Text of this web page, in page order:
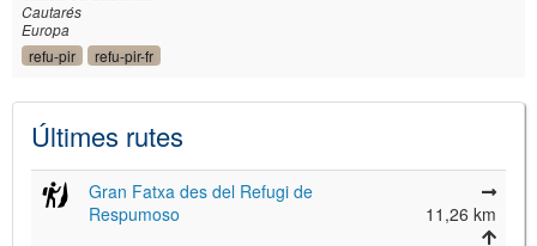
Cautarés
Europa
refu-pir refu-pir-fr
Últimes rutes
Gran Fatxa des del Refugi de
Respumoso
11,26 km